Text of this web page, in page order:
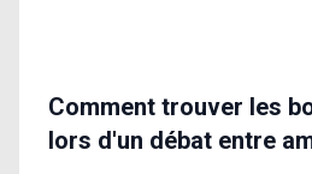
Comment trouver les
lors d'un débat entre